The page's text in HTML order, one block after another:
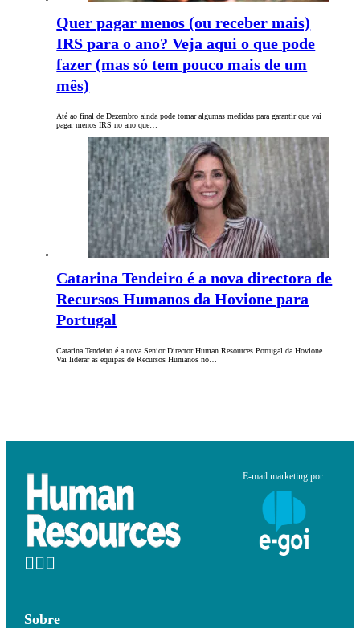
Quer pagar menos (ou receber mais)
IRS para o ano? Veja aqui o que pode
fazer (mas só tem pouco mais de um
mês)
Até ao final de Dezembro ainda pode tomar algumas medidas para garantir que vai
pagar menos IRS no ano que…
Catarina Tendeiro é a nova directora de
Recursos Humanos da Hovione para
Portugal
Catarina Tendeiro é a nova Senior Director Human Resources Portugal da Hovione.
Vai liderar as equipas de Recursos Humanos no…
E-mail marketing por:
Sobre